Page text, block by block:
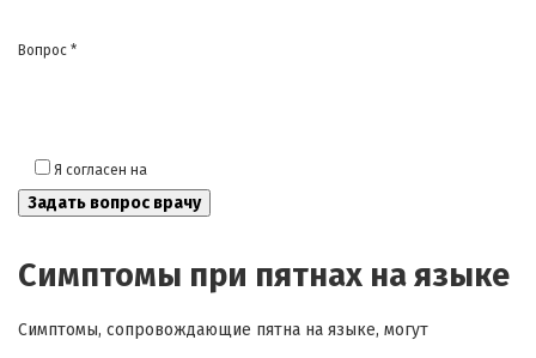
Вопрос *
Я согласен на
Симптомы при пятнах на языке
Симптомы, сопровождающие пятна на языке, могут